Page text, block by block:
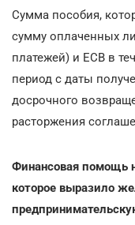
Сумма пособия,
сумму оплаченных
платежей) и ЕСВ в
период с даты
досрочного
расторжения
Финансовая помощь
которое выразило